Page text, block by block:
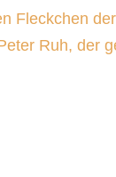
Fleckchen
Ruh, der